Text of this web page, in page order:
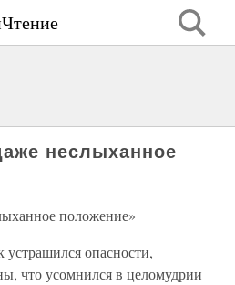
неслыханное
положение»
опасности,
что усомнился в целомудрии